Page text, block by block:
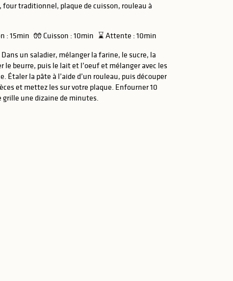
four traditionnel, plaque de cuisson, rouleau à
: 15min 🧤 Cuisson : 10min ⌛ Attente : 10min
un saladier, mélanger la farine, le sucre, la
le beurre, puis le lait et l’oeuf et mélanger avec les
Étaler la pâte à l’aide d’un rouleau, puis découper
et mettez les sur votre plaque. Enfourner 10
grille une dizaine de minutes.